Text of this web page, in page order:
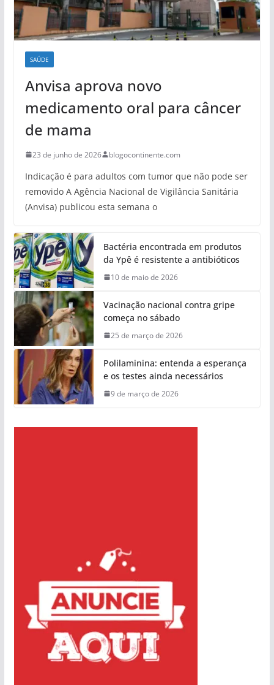
SAÚDE
Anvisa aprova novo
medicamento oral para câncer
de mama
23 de junho de 2026 blogocontinente.com
Indicação é para adultos com tumor que não pode ser
removido A Agência Nacional de Vigilância Sanitária
(Anvisa) publicou esta semana o
Bactéria encontrada em produtos
da Ypê é resistente a antibióticos
10 de maio de 2026
Vacinação nacional contra gripe
começa no sábado
25 de março de 2026
Polilaminina: entenda a esperança
e os testes ainda necessários
9 de março de 2026